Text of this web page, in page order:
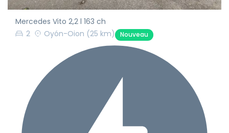
Mercedes Vito 2,2 l 163 ch
2
Oyón-Oion (25 km) Nouveau